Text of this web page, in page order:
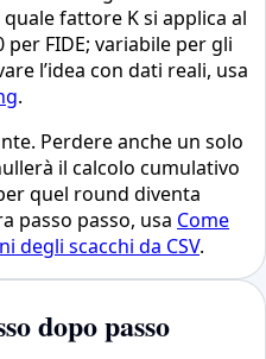
fattore K si applica al
per FIDE; variabile per gli
l’idea con dati reali, usa
.
Perdere anche un solo
il calcolo cumulativo
quel round diventa
passo passo, usa Come
degli scacchi da CSV.
dopo passo